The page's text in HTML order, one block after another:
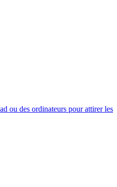
ou des ordinateurs pour attirer les